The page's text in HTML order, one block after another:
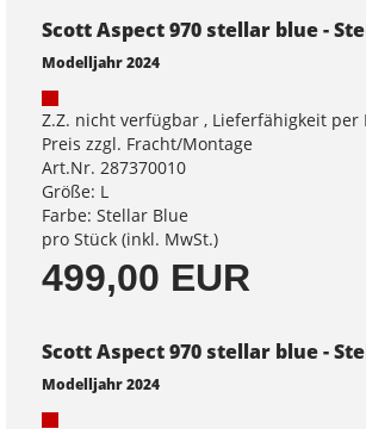
Scott Aspect 970 stellar blue -
Modelljahr 2024
Z.Z. nicht verfügbar , Lieferfähigkeit per
Preis zzgl. Fracht/Montage
Art.Nr. 287370010
Größe: L
Farbe: Stellar Blue
pro Stück (inkl. MwSt.)
499,00 EUR
Scott Aspect 970 stellar blue -
Modelljahr 2024